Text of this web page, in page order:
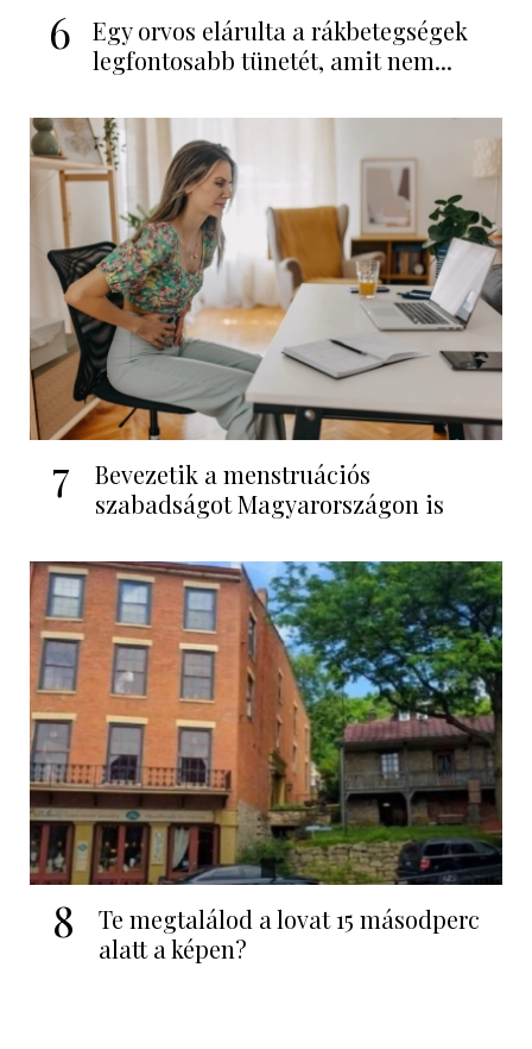
6
Egy orvos elárulta a rákbetegségek
legfontosabb tünetét, amit nem...
7
Bevezetik a menstruációs
szabadságot Magyarországon is
8
Te megtalálod a lovat 15 másodperc
alatt a képen?